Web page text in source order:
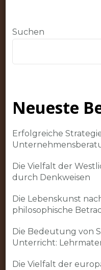
Suchen
Neueste
Erfolgreiche
Die Vielfalt der
durch Denkweisen
Die Lebenskunst
philosophische
Die Bedeutung von
Unterricht:
Die Vielfalt der